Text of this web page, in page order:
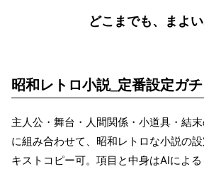
どこまでも、まよ
昭和レトロ小説_定番設定ガ
主人公・舞台・人間関係・小道具・結
に組み合わせて、昭和レトロな小説の
キストコピー可。項目と中身はAIによる